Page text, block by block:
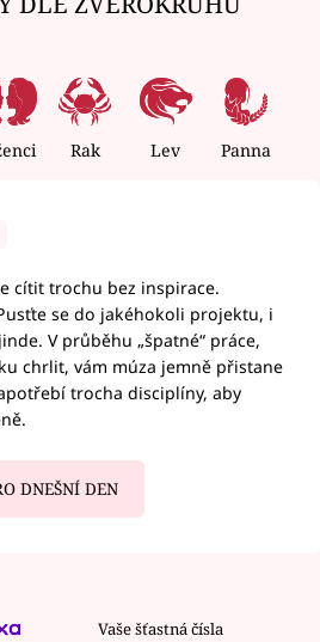
Rak Lev Panna
cítit trochu bez inspirace.
se do jakéhokoli projektu, i
V průběhu „špatné“ práce,
chrlit, vám múza jemně přistane
trocha disciplíny, aby
DNEŠNÍ DEN
Vaše šťastná čísla